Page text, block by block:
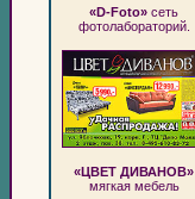
«D-Foto» сеть
фотолабораторий.
«ЦВЕТ ДИВАНОВ»
мягкая мебель